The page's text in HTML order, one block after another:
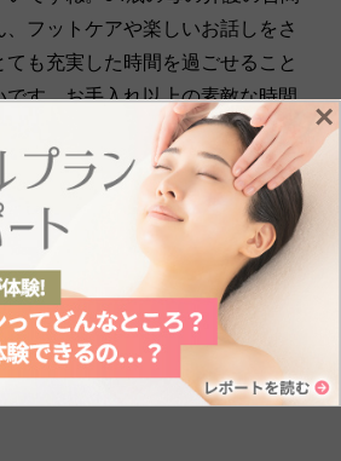
フットケアや楽しいお話しをさ
も充実した時間を過ごせること
です。お手入れ以上の素敵な時間
と一緒に年齢を重ねてもず
象で
らも、長く通われている理由を伺
×